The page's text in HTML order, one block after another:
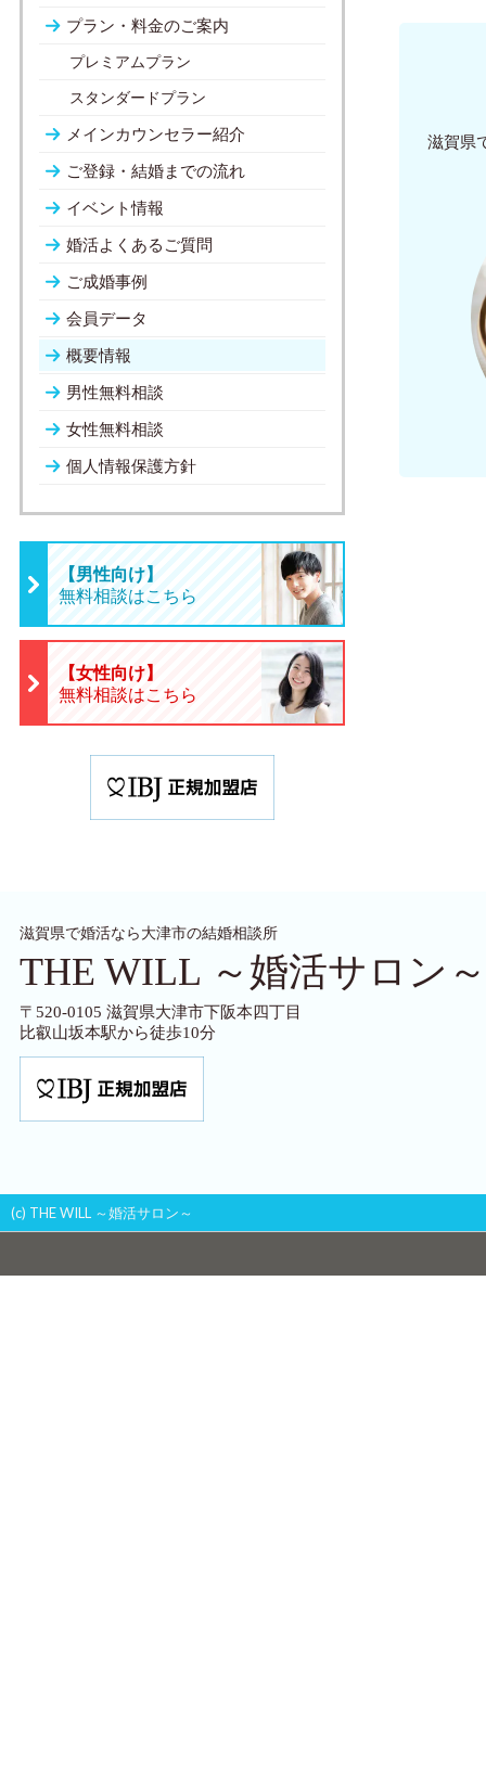
滋賀県
プラン・料金のご案内
プレミアムプラン
スタンダードプラン
メインカウンセラー紹介
ご登録・結婚までの流れ
イベント情報
婚活よくあるご質問
ご成婚事例
会員データ
概要情報
男性無料相談
女性無料相談
個人情報保護方針
【男性向け】
無料相談はこちら
【女性向け】
無料相談はこちら
滋賀県で婚活なら大津市の結婚相談所
THE WILL ～婚活サロン～
〒520-0105 滋賀県大津市下阪本四丁目
比叡山坂本駅から徒歩10分
(c) THE WILL ～婚活サロン～